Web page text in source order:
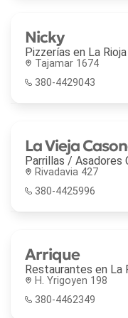
Nicky
Pizzerías en La Rioja
Tajamar 1674
380-4429043
La Vieja
Parrillas / Asadores
Rivadavia 427
380-4425996
Arrique
Restaurantes en La
H. Yrigoyen 198
380-4462349